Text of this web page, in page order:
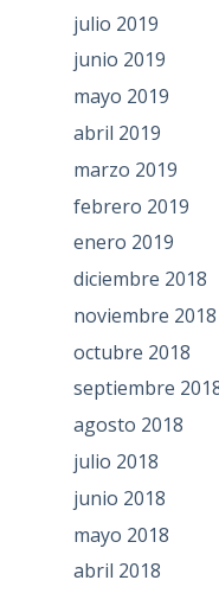
julio 2019
junio 2019
mayo 2019
abril 2019
marzo 2019
febrero 2019
enero 2019
diciembre 2018
noviembre 2018
octubre 2018
septiembre
agosto 2018
julio 2018
junio 2018
mayo 2018
abril 2018